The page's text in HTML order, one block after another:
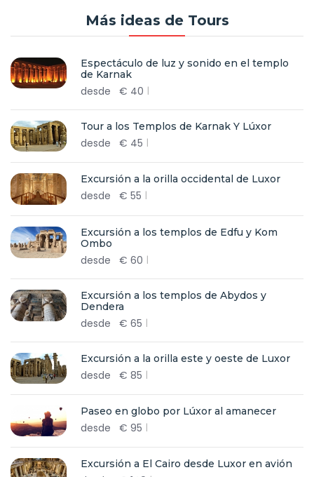
Más ideas de Tours
Espectáculo de luz y sonido en el templo
de Karnak
desde € 40
Tour a los Templos de Karnak Y Lúxor
desde € 45
Excursión a la orilla occidental de Luxor
desde € 55
Excursión a los templos de Edfu y Kom
Ombo
desde € 60
Excursión a los templos de Abydos y
Dendera
desde € 65
Excursión a la orilla este y oeste de Luxor
desde € 85
Paseo en globo por Lúxor al amanecer
desde € 95
Excursión a El Cairo desde Luxor en avión